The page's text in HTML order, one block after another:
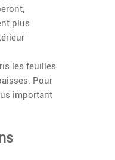
plus
les feuilles
Pour
important